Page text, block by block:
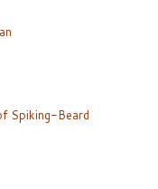
Spiking-Beard